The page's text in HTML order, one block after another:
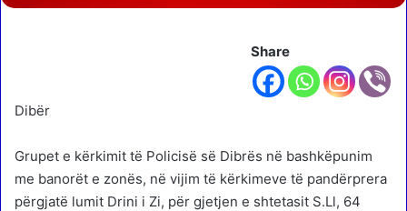
Share
Dibër
Grupet e kërkimit të Policisë së Dibrës në bashkëpunim
me banorët e zonës, në vijim të kërkimeve të pandërprera
përgjatë lumit Drini i Zi, për gjetjen e shtetasit S.Ll, 64